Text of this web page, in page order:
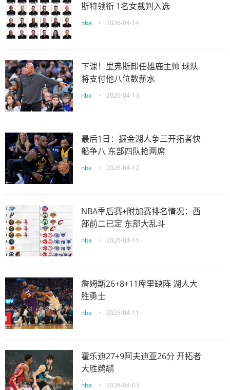
斯特领衔 1名女裁判入选
nba • 2026-04-14
下课！里弗斯卸任雄鹿主帅 球队
将支付他八位数薪水
nba • 2026-04-13
最后1日：掘金湖人争三开拓者快
船争八 东部四队抢两席
nba • 2026-04-12
NBA季后赛+附加赛排名情况：西
部前二已定 东部大乱斗
nba • 2026-04-11
詹姆斯26+8+11库里缺阵 湖人大
胜勇士
nba • 2026-04-11
霍乐迪27+9阿夫迪亚26分 开拓者
大胜鹈鹕
nba • 2026-04-03